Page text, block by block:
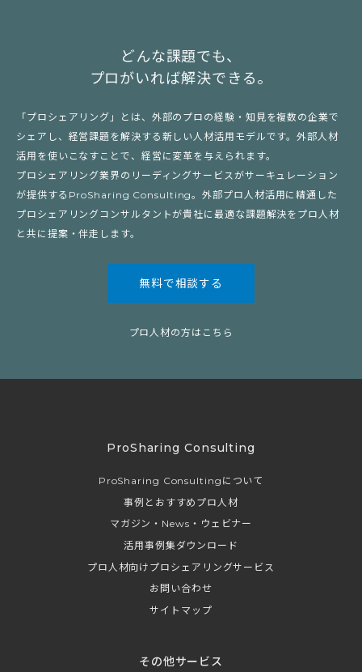
どんな課題でも、
プロがいれば解決できる。
「プロシェアリング」とは、外部のプロの経験・知見を複数の企業で
シェアし、経営課題を解決する新しい人材活用モデルです。外部人材
活用を使いこなすことで、経営に変革を与えられます。
プロシェアリング業界のリーディングサービスがサーキュレーション
が提供するProSharing Consulting。外部プロ人材活用に精通した
プロシェアリングコンサルタントが貴社に最適な課題解決をプロ人材
と共に提案・伴走します。
無料で相談する
プロ人材の方はこちら
ProSharing Consulting
ProSharing Consultingについて
事例とおすすめプロ人材
マガジン・News・ウェビナー
活用事例集ダウンロード
プロ人材向けプロシェアリングサービス
お問い合わせ
サイトマップ
その他サービス